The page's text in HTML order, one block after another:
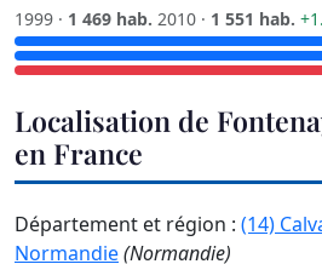
1999 · 1 469 hab. 2010 · 1 551 hab.
Localisation de
en France
Département et région : (14)
Normandie(Normandie)